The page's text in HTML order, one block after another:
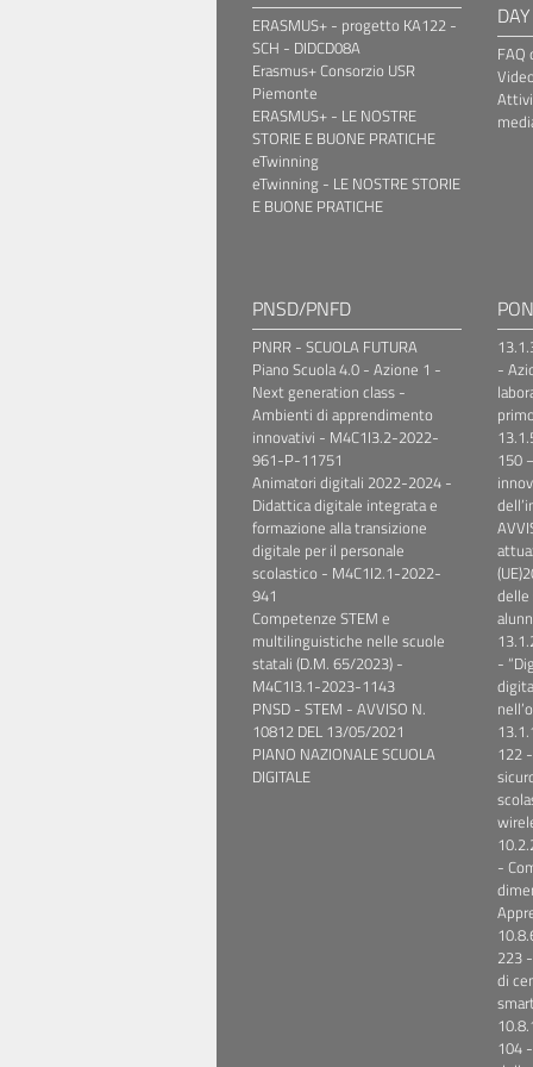
ERASMUS+ - progetto KA122 -
SCH - DIDCD08A
Erasmus+ Consorzio USR
Piemonte
ERASMUS+ - LE NOSTRE
STORIE E BUONE PRATICHE
eTwinning
eTwinning - LE NOSTRE STORIE
E BUONE PRATICHE
DAY
PNSD/PNFD
PNRR - SCUOLA FUTURA
Piano Scuola 4.0 - Azione 1 -
Next generation class -
Ambienti di apprendimento
innovativi - M4C1I3.2-2022-
961-P-11751
Animatori digitali 2022-2024 -
Didattica digitale integrata e
formazione alla transizione
digitale per il personale
scolastico - M4C1I2.1-2022-
941
Competenze STEM e
multilinguistiche nelle scuole
statali (D.M. 65/2023) -
M4C1I3.1-2023-1143
PNSD - STEM - AVVISO N.
10812 DEL 13/05/2021
PIANO NAZIONALE SCUOLA
DIGITALE
PON
-
150
delle
-
122
-
223
di
104